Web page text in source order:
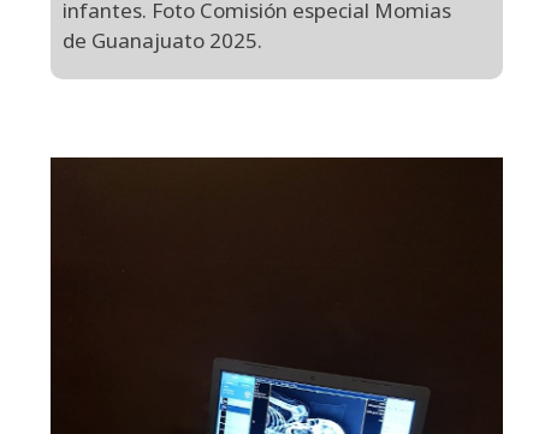
infantes. Foto Comisión especial Momias
de Guanajuato 2025.